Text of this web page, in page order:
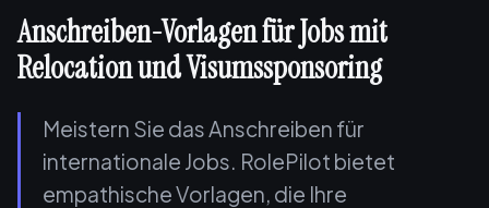
Anschreiben-Vorlagen für Jobs mit
Relocation und Visumssponsoring
Meistern Sie das Anschreiben für
internationale Jobs. RolePilot bietet
empathische Vorlagen, die Ihre